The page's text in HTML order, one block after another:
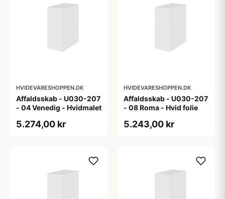
HVIDEVARESHOPPEN.DK
Affaldsskab - U030-207
- 04 Venedig - Hvidmalet
5.274,00 kr
HVIDEVARESHOPPEN.DK
Affaldsskab - U030-207
- 08 Roma - Hvid folie
5.243,00 kr